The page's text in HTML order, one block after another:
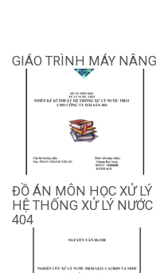
GIÁO TRÌNH MÁY
ĐỒ ÁN MÔN HỌC XỬ
HỆ THỐNG XỬ LÝ
404